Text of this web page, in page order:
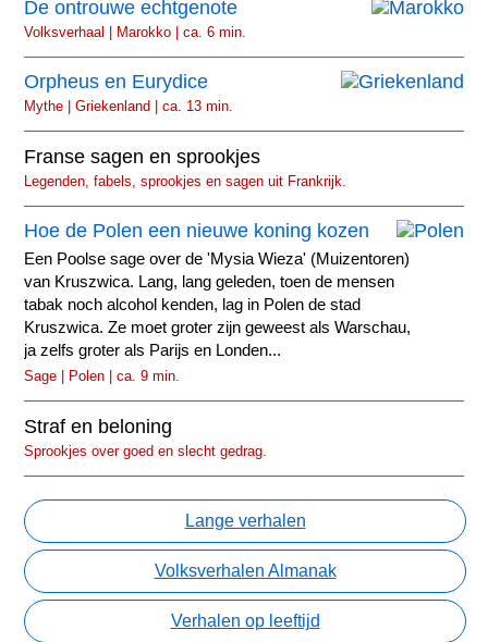
De ontrouwe echtgenote
Volksverhaal | Marokko | ca. 6 min.
Orpheus en Eurydice
Mythe | Griekenland | ca. 13 min.
Franse sagen en sprookjes
Legenden, fabels, sprookjes en sagen uit Frankrijk.
Hoe de Polen een nieuwe koning kozen
Een Poolse sage over de 'Mysia Wieza' (Muizentoren)
van Kruszwica. Lang, lang geleden, toen de mensen
tabak noch alcohol kenden, lag in Polen de stad
Kruszwica. Ze moet groter zijn geweest als Warschau,
ja zelfs groter als Parijs en Londen...
Sage | Polen | ca. 9 min.
Straf en beloning
Sprookjes over goed en slecht gedrag.
Lange verhalen
Volksverhalen Almanak
Verhalen op leeftijd